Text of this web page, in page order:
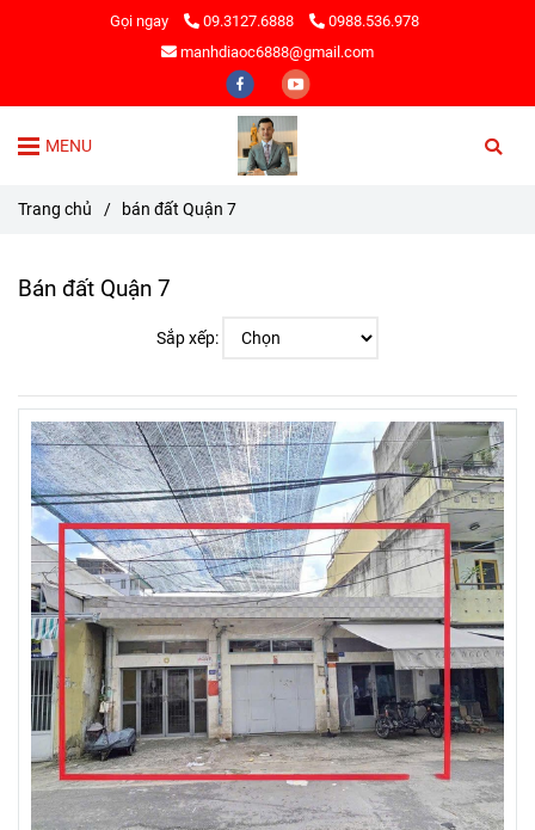
Gọi ngay 09.3127.6888
0988.536.978
manhdiaoc6888@gmail.com
MENU
Trang chủ / bán đất Quận 7
Bán đất Quận 7
Sắp xếp: